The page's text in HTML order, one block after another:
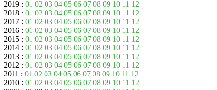
2019 : 01 02 03 04 05 06 07 08 09 10 11 12
2018 : 01 02 03 04 05 06 07 08 09 10 11 12
2017 : 01 02 03 04 05 06 07 08 09 10 11 12
2016 : 01 02 03 04 05 06 07 08 09 10 11 12
2015 : 01 02 03 04 05 06 07 08 09 10 11 12
2014 : 01 02 03 04 05 06 07 08 09 10 11 12
2013 : 01 02 03 04 05 06 07 08 09 10 11 12
2012 : 01 02 03 04 05 06 07 08 09 10 11 12
2011 : 01 02 03 04 05 06 07 08 09 10 11 12
2010 : 01 02 03 04 05 06 07 08 09 10 11 12